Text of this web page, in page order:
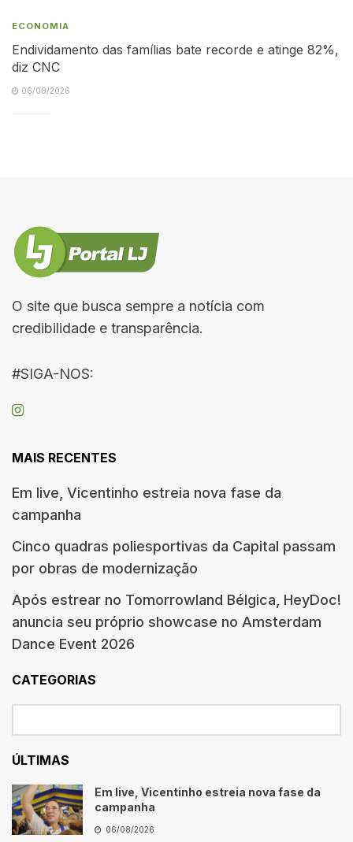
ECONOMIA
Endividamento das famílias bate recorde e atinge 82%,
diz CNC
06/08/2026
O site que busca sempre a notícia com
credibilidade e transparência.
#SIGA-NOS:
MAIS RECENTES
Em live, Vicentinho estreia nova fase da
campanha
Cinco quadras poliesportivas da Capital passam
por obras de modernização
Após estrear no Tomorrowland Bélgica, HeyDoc!
anuncia seu próprio showcase no Amsterdam
Dance Event 2026
CATEGORIAS
ÚLTIMAS
Em live, Vicentinho estreia nova fase da
campanha
06/08/2026